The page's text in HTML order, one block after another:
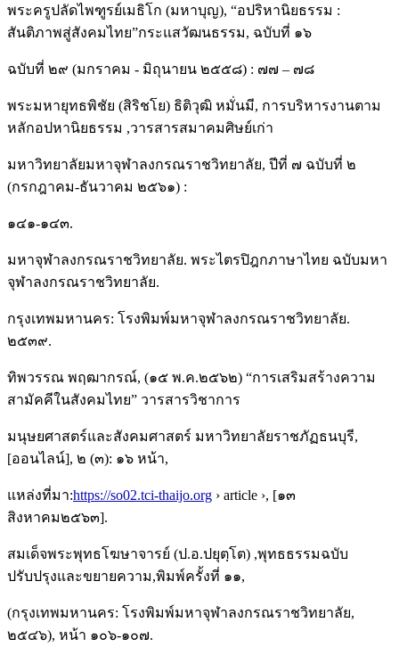
พระครูปลัดไพฑูรย์เมธิโก (มหาบุญ), “อปริหานิยธรรม :
สันติภาพสู่สังคมไทย”กระแสวัฒนธรรม, ฉบับที่ ๑๖
ฉบับที่ ๒๙ (มกราคม - มิถุนายน ๒๕๕๘) : ๗๗ – ๗๘
พระมหายุทธพิชัย (สิริชโย) ธิติวุฒิ หมั่นมี, การบริหารงานตาม
หลักอปหานิยธรรม ,วารสารสมาคมศิษย์เก่า
มหาวิทยาลัยมหาจุฬาลงกรณราชวิทยาลัย, ปีที่ ๗ ฉบับที่ ๒
(กรกฎาคม-ธันวาคม ๒๕๖๑) :
๑๔๑-๑๔๓.
มหาจุฬาลงกรณราชวิทยาลัย. พระไตรปิฎกภาษาไทย ฉบับมหา
จุฬาลงกรณราชวิทยาลัย.
กรุงเทพมหานคร: โรงพิมพ์มหาจุฬาลงกรณราชวิทยาลัย.
๒๕๓๙.
ทิพวรรณ พฤฒากรณ์, (๑๕ พ.ค.๒๕๖๒) “การเสริมสร้างความ
สามัคคีในสังคมไทย” วารสารวิชาการ
มนุษยศาสตร์และสังคมศาสตร์ มหาวิทยาลัยราชภัฏธนบุรี,
[ออนไลน์], ๒ (๓): ๑๖ หน้า,
แหล่งที่มา:https://so02.tci-thaijo.org › article ›, [๑๓
สิงหาคม๒๕๖๓].
สมเด็จพระพุทธโฆษาจารย์ (ป.อ.ปยุตฺโต) ,พุทธธรรมฉบับ
ปรับปรุงและขยายความ,พิมพ์ครั้งที่ ๑๑,
(กรุงเทพมหานคร: โรงพิมพ์มหาจุฬาลงกรณราชวิทยาลัย,
๒๕๔๖), หน้า ๑๐๖-๑๐๗.